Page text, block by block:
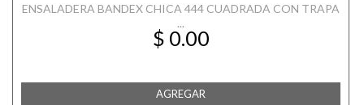
ENSALADERA BANDEX CHICA 444 CUADRADA CON TRAPA
...
$ 0.00
AGREGAR